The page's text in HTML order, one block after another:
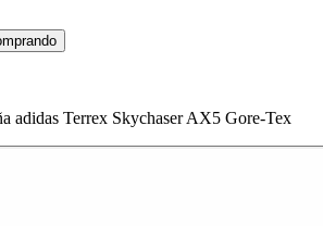
adidas Terrex Skychaser AX5 Gore-Tex